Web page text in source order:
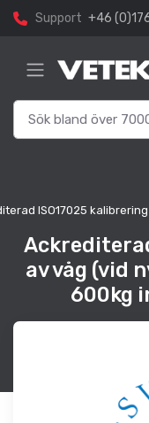
Support +46
ISO17025
av våg (vid
600kg